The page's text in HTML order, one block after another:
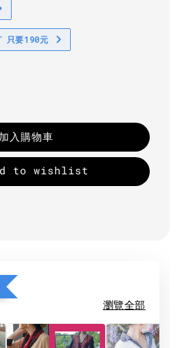
只要190元
加入購物車
to wishlist
瀏覽全部